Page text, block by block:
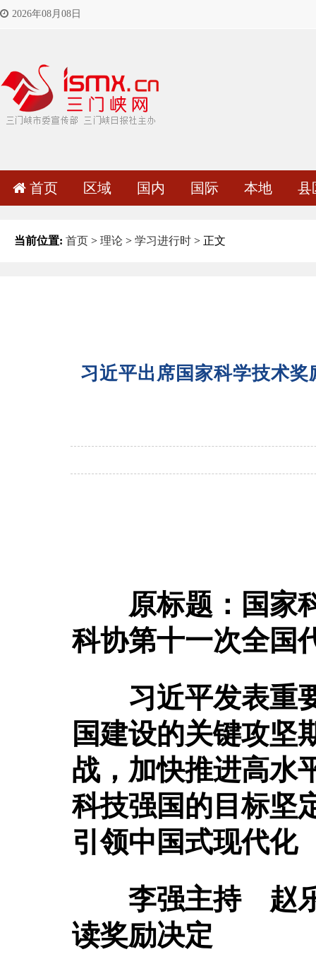
2026年08月08日
首页 区域 国内 国际 本地 县
当前位置: 首页 > 理论 > 学习进行时 > 正文
习近平出席国家科学技术
原标题：国家
科协第十一次全国
习近平发表重
国建设的关键攻坚
战，加快推进高水
科技强国的目标坚
引领中国式现代化
李强主持 赵
读奖励决定